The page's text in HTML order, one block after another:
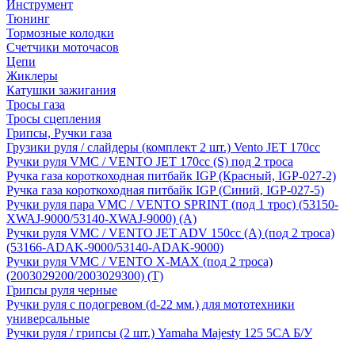
Инструмент
Тюнинг
Тормозные колодки
Счетчики моточасов
Цепи
Жиклеры
Катушки зажигания
Тросы газа
Тросы сцепления
Грипсы, Ручки газа
Грузики руля / слайдеры (комплект 2 шт.) Vento JET 170cc
Ручки руля VMC / VENTO JET 170cc (S) под 2 троса
Ручка газа короткоходная питбайк IGP (Красный, IGP-027-2)
Ручка газа короткоходная питбайк IGP (Синий, IGP-027-5)
Ручки руля пара VMC / VENTO SPRINT (под 1 трос) (53150-
XWAJ-9000/53140-XWAJ-9000) (A)
Ручки руля VMC / VENTO JET ADV 150cc (A) (под 2 троса)
(53166-ADAK-9000/53140-ADAK-9000)
Ручки руля VMC / VENTO X-MAX (под 2 троса)
(2003029200/2003029300) (T)
Грипсы руля черные
Ручки руля с подогревом (d-22 мм.) для мототехники
универсальные
Ручки руля / грипсы (2 шт.) Yamaha Majesty 125 5CA Б/У